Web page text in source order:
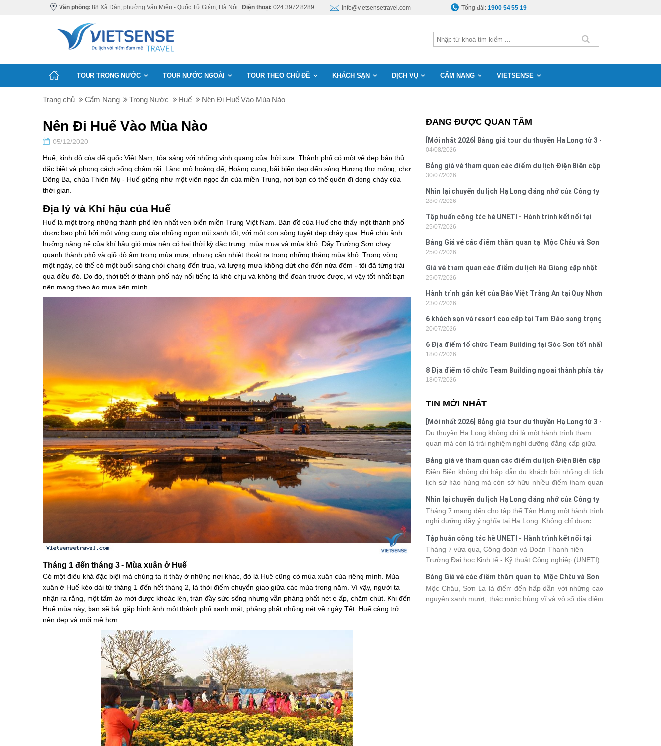
Văn phòng: 88 Xã Đàn, phường Văn Miếu - Quốc Tử Giám, Hà Nội | Điện thoại: 024 3972 8289 info@vietsensetravel.com Tổng đài:1900 54 55 19
TOUR TRONG NƯỚC TOUR NƯỚC NGOÀI TOUR THEO CHỦ ĐỀ KHÁCH SẠN DỊCH VỤ CẨM NANG VIETSENSE
Trang chủ Cẩm Nang Trong Nước Huế Nên Đi Huế Vào Mùa Nào
Nên Đi Huế Vào Mùa Nào
05/12/2020
Huế, kinh đô của đế quốc Việt Nam, tỏa sáng với những vinh quang của thời xưa. Thành phố có một vẻ đẹp bảo thủ
đặc biệt và phong cách sống chậm rãi. Lăng mộ hoàng đế, Hoàng cung, bãi biển đẹp đến sông Hương thơ mộng, chợ
Đông Ba, chùa Thiên Mụ - Huế giống như một viên ngọc ẩn của miền Trung, nơi bạn có thể quên đi dòng chảy của
thời gian.
Địa lý và Khí hậu của Huế
Huế là một trong những thành phố lớn nhất ven biển miền Trung Việt Nam. Bản đồ của Huế cho thấy một thành phố
được bao phủ bởi một vòng cung của những ngọn núi xanh tốt, với một con sông tuyệt đẹp chảy qua. Huế chịu ảnh
hưởng nặng nề của khí hậu gió mùa nên có hai thời kỳ đặc trưng: mùa mưa và mùa khô. Dãy Trường Sơn chạy
quanh thành phố và giữ độ ẩm trong mùa mưa, nhưng cản nhiệt thoát ra trong những tháng mùa khô. Trong vòng
một ngày, có thể có một buổi sáng chói chang đến trưa, và lượng mưa không dứt cho đến nửa đêm - tôi đã từng trải
qua điều đó. Do đó, thời tiết ở thành phố này nổi tiếng là khó chịu và không thể đoán trước được, vì vậy tốt nhất bạn
nên mang theo áo mưa bên mình.
Tháng 1 đến tháng 3 - Mùa xuân ở Huế
Có một điều khá đặc biệt mà chúng ta ít thấy ở những nơi khác, đó là Huế cũng có mùa xuân của riêng mình. Mùa
xuân ở Huế kéo dài từ tháng 1 đến hết tháng 2, là thời điểm chuyển giao giữa các mùa trong năm. Vì vậy, người ta
nhận ra rằng, một tấm áo mới được khoác lên, tràn đầy sức sống nhưng vẫn phảng phất nét e ấp, chăm chút. Khi đến
Huế mùa này, bạn sẽ bắt gặp hình ảnh một thành phố xanh mát, phảng phất những nét về ngày Tết. Huế càng trở
nên đẹp và mới mẻ hơn.
ĐANG ĐƯỢC QUAN TÂM
[Mới nhất 2026] Bảng giá tour du thuyền Hạ Long từ 3 -
6 sao
04/08/2026
Bảng giá vé tham quan các điểm du lịch Điện Biên cập
nhật 2026
30/07/2026
Nhìn lại chuyến du lịch Hạ Long đáng nhớ của Công ty
Tân Hưng 2026
28/07/2026
Tập huấn công tác hè UNETI - Hành trình kết nối tại
Hòn Dấu, Đồ Sơn
25/07/2026
Bảng Giá vé các điểm thăm quan tại Mộc Châu và Sơn
La 2026
25/07/2026
Giá vé tham quan các điểm du lịch Hà Giang cập nhật
2026
25/07/2026
Hành trình gắn kết của Bảo Việt Tràng An tại Quy Nhơn
- Phú Yên
23/07/2026
6 khách sạn và resort cao cấp tại Tam Đảo sang trọng
tiện nghi
20/07/2026
6 Địa điểm tổ chức Team Building tại Sóc Sơn tốt nhất
hiện nay
18/07/2026
8 Địa điểm tổ chức Team Building ngoại thành phía tây
Hà Nội
18/07/2026
TIN MỚI NHẤT
[Mới nhất 2026] Bảng giá tour du thuyền Hạ Long từ 3 -
6 sao
Du thuyền Hạ Long không chỉ là một hành trình tham
quan mà còn là trải nghiệm nghỉ dưỡng đẳng cấp giữa
thuyền sẽ có mức giá và dịch vụ khác nhau, khiến nhiều
du khách băn khoăn khi lựa chọn. Bài viết dưới đây sẽ
cập nhật bảng giá tour du thuyền Hạ Long mới nhất
2026 từ 3 - 6 sao, giúp bạn dễ dàng so sánh và tìm
được hành trình phù hợp với nhu cầu cũng như ngân
sách.
Bảng giá vé tham quan các điểm du lịch Điện Biên cập
nhật 2026
Điện Biên không chỉ hấp dẫn du khách bởi những di tích
lịch sử hào hùng mà còn sở hữu nhiều điểm tham quan
đang lên kế hoạch khám phá vùng đất này, việc cập nhật
trước giá vé sẽ giúp bạn chủ động hơn trong lịch trình và
chi phí. Cùng Vietsense Travel tham khảo bảng giá vé
tham quan các điểm du lịch Điện Biênmới nhất năm
2026 ngay dưới đây.
Nhìn lại chuyến du lịch Hạ Long đáng nhớ của Công ty
Tân Hưng 2026
Tháng 7 mang đến cho tập thể Tân Hưng một hành trình
nghỉ dưỡng đầy ý nghĩa tại Hạ Long. Không chỉ được
thành viên còn có dịp gắn kết, sẻ chia và lưu giữ nhiều
khoảnh khắc đáng nhớ. Hãy cùng nhìn lại chuyến đi
ngập tràn niềm vui và những trải nghiệm khó quên.
Tập huấn công tác hè UNETI - Hành trình kết nối tại
Hòn Dấu, Đồ Sơn
Tháng 7 vừa qua, Công đoàn và Đoàn Thanh niên
Trường Đại học Kinh tế - Kỹ thuật Công nghiệp (UNETI)
Hòn Dấu - Đồ Sơn. Không chỉ là dịp nâng cao kỹ năng
và chia sẻ kinh nghiệm công tác, chương trình còn mang
đến những hoạt động giao lưu sôi nổi, góp phần gắn kết
Bảng Giá vé các điểm thăm quan tại Mộc Châu và Sơn
La 2026
Mộc Châu, Sơn La là điểm đến hấp dẫn với những cao
nguyên xanh mướt, thác nước hùng vĩ và vô số địa điểm